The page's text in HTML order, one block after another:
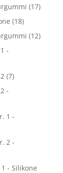
(17)
(18)
(12)
-
(7)
-
1 -
2 -
- Silikone